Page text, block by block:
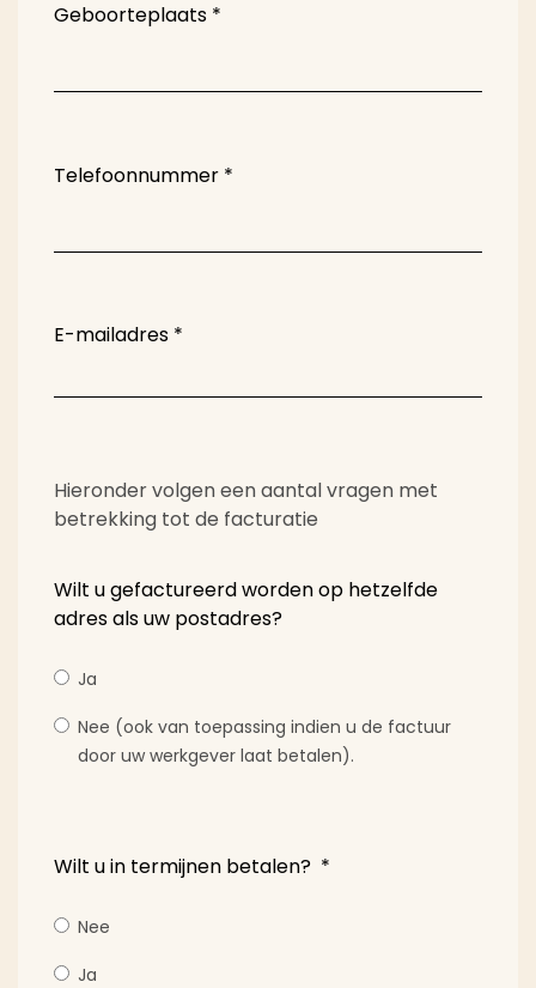
Geboorteplaats *
Telefoonnummer *
E-mailadres *
Hieronder volgen een aantal vragen met
betrekking tot de facturatie
Wilt u gefactureerd worden op hetzelfde
adres als uw postadres?
Ja
Nee (ook van toepassing indien u de factuur
door uw werkgever laat betalen).
Wilt u in termijnen betalen? *
Nee
Ja